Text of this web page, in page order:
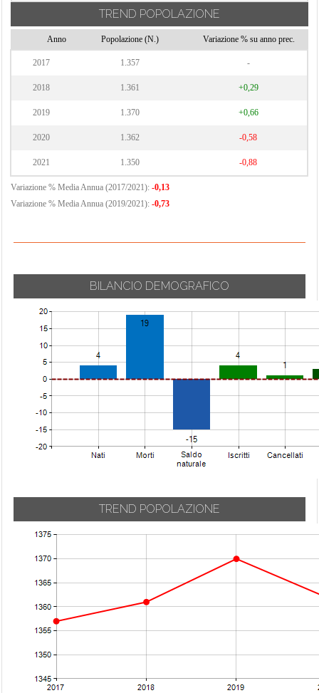
TREND POPOLAZIONE
Anno Popolazione (N.) Variazione % su anno prec.
2017 1.357 -
2018 1.361 +0,29
2019 1.370 +0,66
2020 1.362 -0,58
2021 1.350 -0,88
Variazione % Media Annua (2017/2021): -0,13
Variazione % Media Annua (2019/2021): -0,73
BILANCIO DEMOGRAFICO
TREND POPOLAZIONE